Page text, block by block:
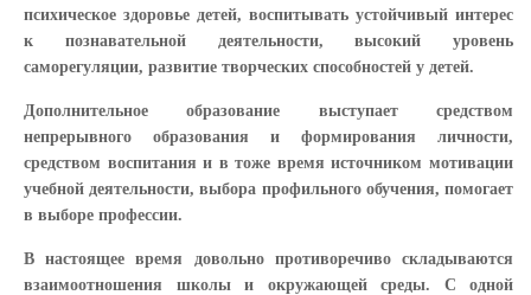
психическое здоровье детей, воспитывать устойчивый интерес
к познавательной деятельности, высокий уровень
саморегуляции, развитие творческих способностей у детей.
Дополнительное образование выступает средством
непрерывного образования и формирования личности,
средством воспитания и в тоже время источником мотивации
учебной деятельности, выбора профильного обучения, помогает
в выборе профессии.
В настоящее время довольно противоречиво складываются
взаимоотношения школы и окружающей среды. С одной